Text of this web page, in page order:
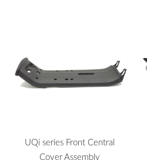
UQi series Front Central
Cover Assembly